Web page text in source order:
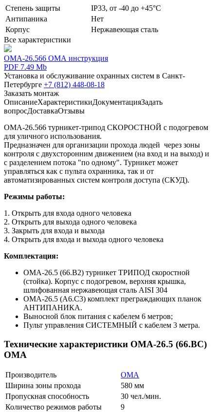
Степень защиты
IP33, от -40 до +45°С
Антипаника
Нет
Корпус
Нержавеющая сталь
Все характеристики
OMA-26.566 ОМА инструкция
PDF 7.49 Mb
Установка и обслуживание охранных систем в Санкт-
Петербурге +7 (812) 448-08-18
Заказать монтаж
ОписаниеХарактеристикиДокументацияЗадать
вопросДоставкаОтзывы
ОМА-26.566 турникет-трипод СКОРОСТНОЙ с подогревом
для уличного использования.
Предназначен для организации прохода людей через зоны
контроля с двухсторонним движением (на вход и на выход) и
с разделением потока "по одному". Турникет может
управляться как с пульта охранника, так и от
автоматизированных систем контроля доступа (СКУД).
Режимы работы:
1. Открыть для входа одного человека
2. Открыть для выхода одного человека
3. Закрыть для входа и выхода
4. Открыть для входа и выхода одного человека
Комплектация:
OMA-26.5 (66.B2) турникет ТРИПОД скоростной
(стойка). Корпус с подогревом, верхняя крышка,
шлифованная нержавеющая сталь AISI 304
OMA-26.5 (A6.C3) комплект преграждающих планок
АНТИПАНИКА.
Выносной блок питания с кабелем 6 метров;
Пульт управления СИСТЕМНЫЙ с кабелем 3 метра.
Технические характеристики OMA-26.5 (66.ВС)
ОМА
Производитель
ОМА
Ширина зоны прохода
580 мм
Пропускная способность
30 чел./мин.
Количество режимов работы
9